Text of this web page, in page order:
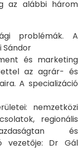
az alábbi három
problémák. A
Sándor
és marketing
az agrár- és
A specializáció
nemzetközi
regionális
és
vezetője: Dr Gál